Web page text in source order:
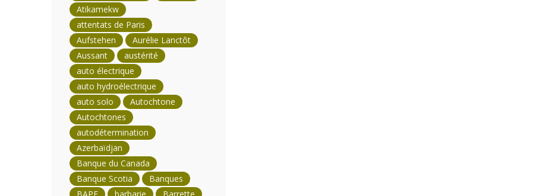
Atikamekw
attentats de Paris
Aufstehen
Aurélie Lanctôt
Aussant
austérité
auto électrique
auto hydroélectrique
auto solo
Autochtone
Autochtones
autodétermination
Azerbaïdjan
Banque du Canada
Banque Scotia
Banques